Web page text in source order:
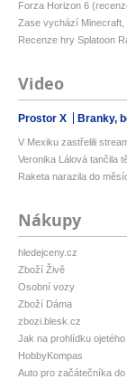
Forza Horizon 6
Zase vychází Minecraft,
Recenze hry Splatoon
Video
Prostor X Branky,
V Mexiku zastřelili
Veronika Lálová tančila
Raketa narazila do
Nákupy
hledejceny.cz
Zboží Živě
Osobní vozy
Zboží Dáma
zbozi.blesk.cz
Jak na prohlídku
HobbyKompas
Auto pro začátečníka do